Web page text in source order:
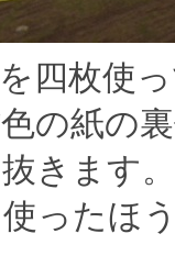
四枚使
の紙の
きます
ったほ